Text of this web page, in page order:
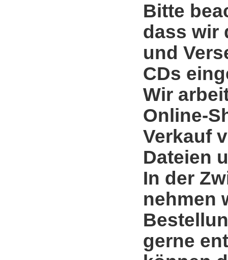
Bitte
dass wir
und
CDs
Wir
Online-
Verkauf
Dateien
In der
nehmen
gerne